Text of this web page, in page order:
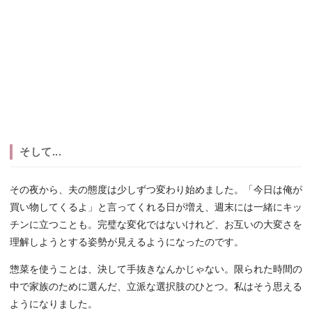
そして...
その夜から、夫の態度は少しずつ変わり始めました。「今日は俺が
買い物してくるよ」と言ってくれる日が増え、週末には一緒にキッ
チンに立つことも。完璧な変化ではないけれど、お互いの大変さを
理解しようとする姿勢が見えるようになったのです。
惣菜を使うことは、決して手抜きなんかじゃない。限られた時間の
中で家族のために選んだ、立派な選択肢のひとつ。私はそう思える
ようになりました。